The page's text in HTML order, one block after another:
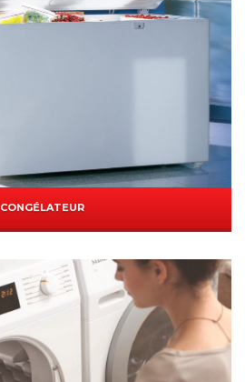
CONGÉLATEUR